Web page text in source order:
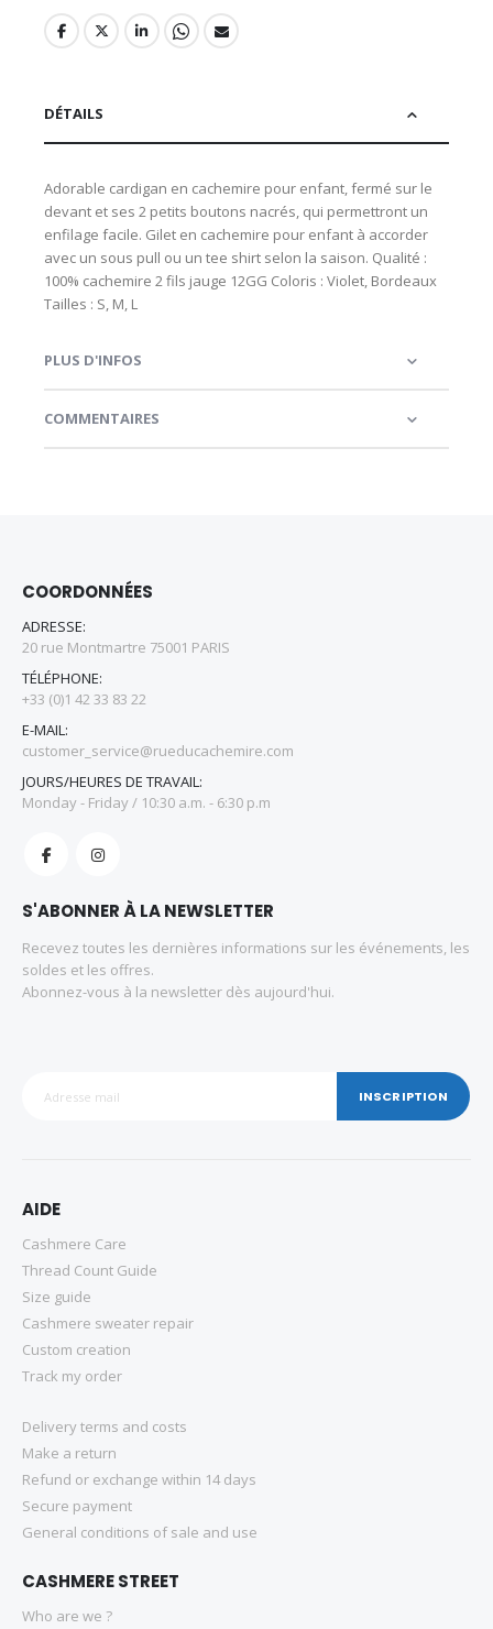
DÉTAILS
Adorable cardigan en cachemire pour enfant, fermé sur le
devant et ses 2 petits boutons nacrés, qui permettront un
enfilage facile. Gilet en cachemire pour enfant à accorder
avec un sous pull ou un tee shirt selon la saison. Qualité :
100% cachemire 2 fils jauge 12GG Coloris : Violet, Bordeaux
Tailles : S, M, L
PLUS D'INFOS
COMMENTAIRES
COORDONNÉES
ADRESSE:
20 rue Montmartre 75001 PARIS
TÉLÉPHONE:
+33 (0)1 42 33 83 22
E-MAIL:
customer_service@rueducachemire.com
JOURS/HEURES DE TRAVAIL:
Monday - Friday / 10:30 a.m. - 6:30 p.m
S'ABONNER À LA NEWSLETTER
Recevez toutes les dernières informations sur les événements, les
soldes et les offres.
Abonnez-vous à la newsletter dès aujourd'hui.
INSCRIPTION
AIDE
Cashmere Care
Thread Count Guide
Size guide
Cashmere sweater repair
Custom creation
Track my order
Delivery terms and costs
Make a return
Refund or exchange within 14 days
Secure payment
General conditions of sale and use
CASHMERE STREET
Who are we ?